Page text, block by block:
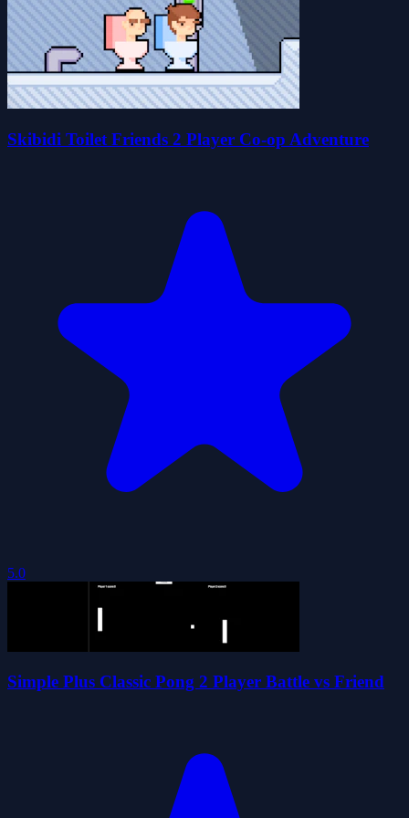
Skibidi Toilet Friends 2 Player Co-op Adventure
5.0
Simple Plus Classic Pong 2 Player Battle vs Friend